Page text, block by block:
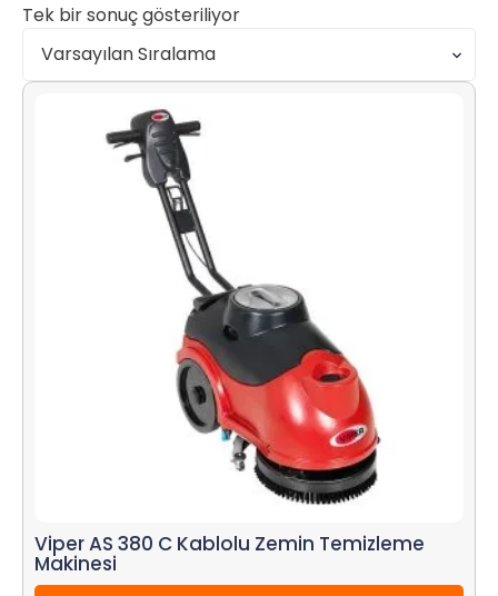
Tek bir sonuç gösteriliyor
Viper AS 380 C Kablolu Zemin Temizleme
Makinesi